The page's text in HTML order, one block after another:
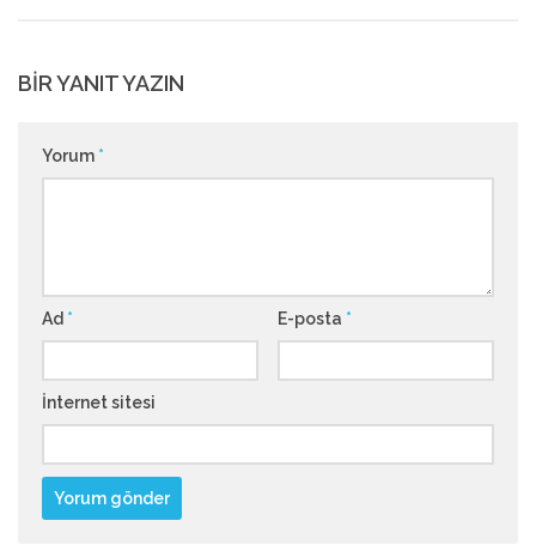
BIR YANIT YAZIN
Yorum *
Ad * E-posta *
İnternet sitesi